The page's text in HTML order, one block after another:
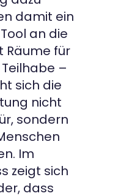
damit ein
an die
Räume für
–
sich die
nicht
sondern
Im
zeigt sich
dass